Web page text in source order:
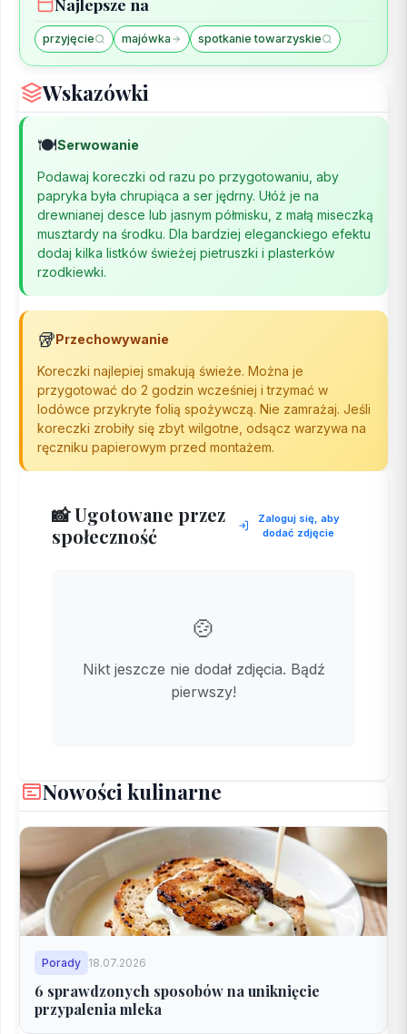
przyjęcie majówka spotkanie towarzyskie
Wskazówki
🍽️Serwowanie
Podawaj koreczki od razu po przygotowaniu, aby
papryka była chrupiąca a ser jędrny. Ułóż je na
drewnianej desce lub jasnym półmisku, z małą miseczką
musztardy na środku. Dla bardziej eleganckiego efektu
dodaj kilka listków świeżej pietruszki i plasterków
rzodkiewki.
🥡 Przechowywanie
Koreczki najlepiej smakują świeże. Można je
przygotować do 2 godzin wcześniej i trzymać w
lodówce przykryte folią spożywczą. Nie zamrażaj. Jeśli
koreczki zrobiły się zbyt wilgotne, odsącz warzywa na
ręczniku papierowym przed montażem.
📸 Ugotowane przez
społeczność
Zaloguj się, aby
dodać zdjęcie
🍲
Nikt jeszcze nie dodał zdjęcia. Bądź
pierwszy!
Nowości kulinarne
Porady 18.07.2026
6 sprawdzonych sposobów na uniknięcie
przypalenia mleka